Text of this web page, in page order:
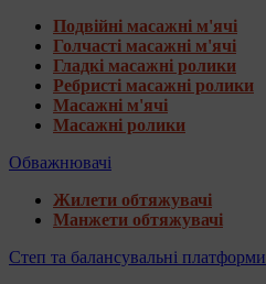
Подвійні масажні м'ячі
Голчасті масажні м'ячі
Гладкі масажні ролики
Ребристі масажні ролики
Масажні м'ячі
Масажні ролики
Обважнювачі
Жилети обтяжувачі
Манжети обтяжувачі
Степ та балансувальні платформи